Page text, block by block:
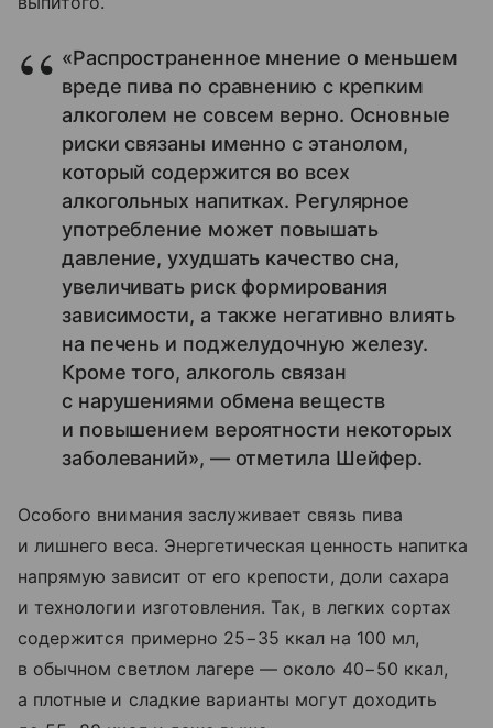
«Распространенное мнение о меньшем
вреде пива по сравнению с крепким
алкоголем не совсем верно. Основные
риски связаны именно с этанолом,
который содержится во всех
алкогольных напитках. Регулярное
употребление может повышать
давление, ухудшать качество сна,
увеличивать риск формирования
зависимости, а также негативно влиять
на печень и поджелудочную железу.
Кроме того, алкоголь связан
с нарушениями обмена веществ
и повышением вероятности некоторых
заболеваний», — отметила Шейфер.
Особого внимания заслуживает связь пива
и лишнего веса. Энергетическая ценность напитка
напрямую зависит от его крепости, доли сахара
и технологии изготовления. Так, в легких сортах
содержится примерно 25−35 ккал на 100 мл,
в обычном светлом лагере — около 40−50 ккал,
а плотные и сладкие варианты могут доходить